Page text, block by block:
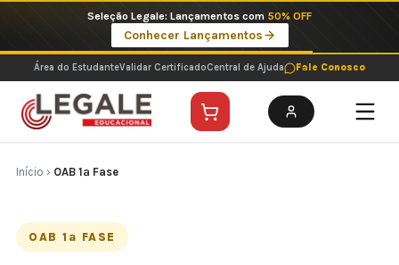
o
conteúdo
Seleção Legale: Lançamentos com 50% OFF
Conhecer Lançamentos
Área do EstudanteValidar CertificadoCentral de Ajuda Fale Conosco
Início › OAB 1ª Fase
OAB 1ª FASE